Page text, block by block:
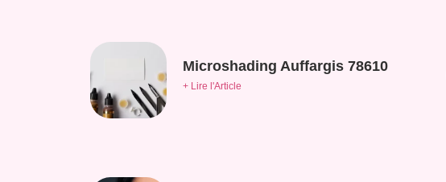
Microshading Auffargis 78610
+ Lire l'Article